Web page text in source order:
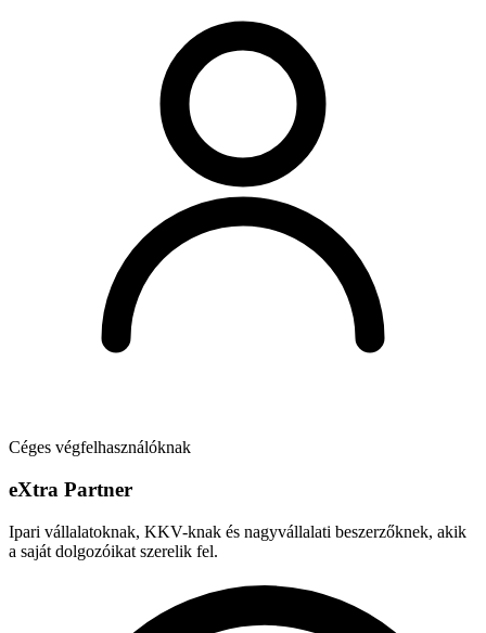
Céges végfelhasználóknak
eXtra Partner
Ipari vállalatoknak, KKV-knak és nagyvállalati beszerzőknek, akik
a saját dolgozóikat szerelik fel.